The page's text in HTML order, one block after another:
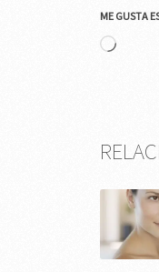
ME GUSTA